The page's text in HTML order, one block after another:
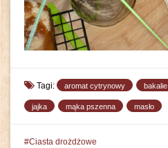
Tagi: aromat cytrynowy bakalie
jajka mąka pszenna masło
Ciasta drożdżowe